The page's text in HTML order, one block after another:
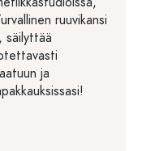
ruuvikansi
säilyttää
ja